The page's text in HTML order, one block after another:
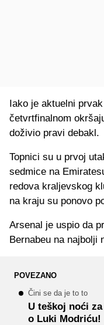
Iako je aktuelni
četvrtfinalnom
doživio pravi debakl.
Topnici su u prvoj
sedmice na
redova kraljevskog
na kraju su ponovo
Arsenal je uspio da
Bernabeu na najbolji
POVEZANO
Čini se da je to to
U teškoj noći
o Luki Modriću!